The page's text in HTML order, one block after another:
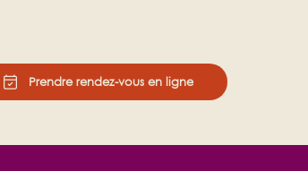
Prendre rendez-vous en ligne